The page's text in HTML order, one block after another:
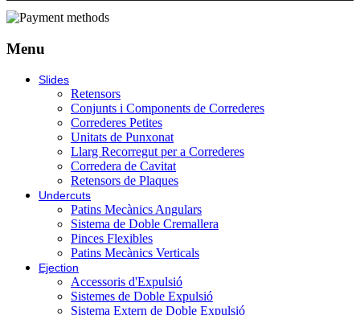
Menu
Slides
Retensors
Conjunts i Components de Correderes
Correderes Petites
Unitats de Punxonat
Llarg Recorregut per a Correderes
Corredera de Cavitat
Retensors de Plaques
Undercuts
Patins Mecànics Angulars
Sistema de Doble Cremallera
Pinces Flexibles
Patins Mecànics Verticals
Ejection
Accessoris d'Expulsió
Sistemes de Doble Expulsió
Sistema Extern de Doble Expulsió